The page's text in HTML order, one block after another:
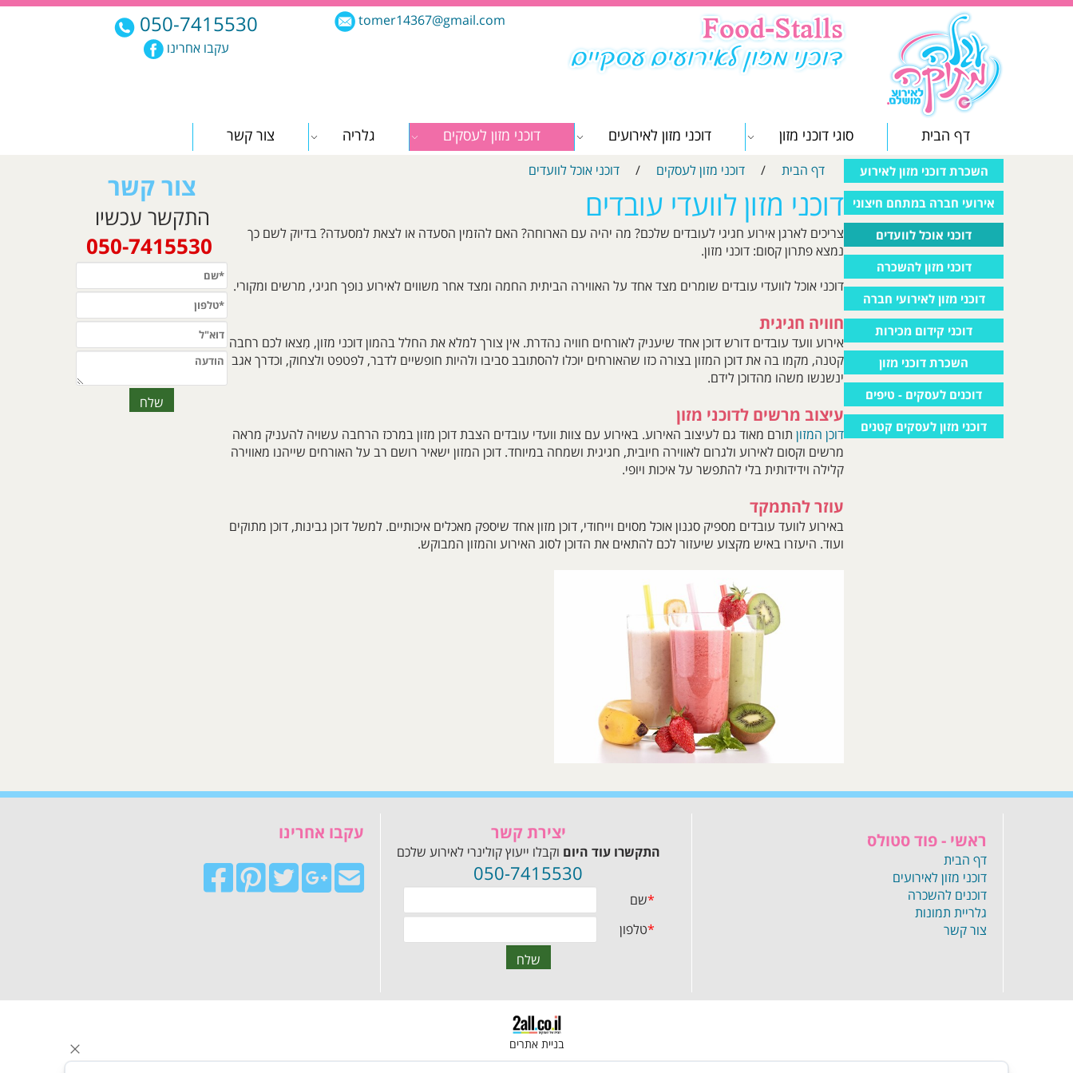
tomer14367@gmail.com
050-7415530
עקבו אחרינו
דף הבית סוגי דוכני מזון דוכני מזון לאירועים דוכני מזון לעסקים גלריה צור קשר
השכרת דוכני מזון לאירוע
חברה
אירועי חברה במתחם חיצוני
דוכני אוכל לוועדים
דוכני מזון להשכרה
דוכני מזון לאירועי חברה
דוכני קידום מכירות
השכרת דוכני מזון
דוכנים לעסקים - טיפים
דוכני מזון לעסקים קטנים
דף הבית / דוכני מזון לעסקים / דוכני אוכל לוועדים
דוכני מזון לוועדי עובדים
צריכים לארגן אירוע חגיגי לעובדים שלכם? מה יהיה עם הארוחה? האם להזמין הסעדה או לצאת למסעדה? בדיוק לשם כך
נמצא פתרון קסום: דוכני מזון.
דוכני אוכל לוועדי עובדים שומרים מצד אחד על האווירה הביתית החמה ומצד אחר משווים לאירוע נופך חגיגי, מרשים ומקורי.
חוויה חגיגית
אירוע וועד עובדים דורש דוכן אחד שיעניק לאורחים חוויה נהדרת. אין צורך למלא את החלל בהמון דוכני מזון, מִצאו לכם רחבה
קטנה, מקמו בה את דוכן המזון בצורה כזו שהאורחים יוכלו להסתובב סביבו ולהיות חופשיים לדבר, לפטפט ולצחוק, וכדרך אגב
ינשנשו משהו מהדוכן לידם.
עיצוב מרשים לדוכני מזון
דוכן המזון תורם מאוד גם לעיצוב האירוע. באירוע עם צוות וועדי עובדים הצבת דוכן מזון במרכז הרחבה עשויה להעניק מראה
מרשים וקסום לאירוע ולגרום לאווירה חיובית, חגיגית ושמחה במיוחד. דוכן המזון ישאיר רושם רב על האורחים שייהנו מאווירה
קלילה וידידותית בלי להתפשר על איכות ויופי.
עוזר להתמקד
באירוע לוועד עובדים מספיק סגנון אוכל מסוים וייחודי, דוכן מזון אחד שיספק מאכלים איכותיים. למשל דוכן גבינות, דוכן מתוקים
ועוד. היעזרו באיש מקצוע שיעזור לכם להתאים את הדוכן לסוג האירוע והמזון המבוקש.
צור קשר
התקשר עכשיו
ראשי - פוד סטולס
דף הבית
דוכני מזון לאירועים
דוכנים להשכרה
גלריית תמונות
צור קשר
יצירת קשר
התקשרו עוד היום וקבלו ייעוץ קולינרי לאירוע שלכם
050-7415530
עקבו אחרינו
בניית אתרים